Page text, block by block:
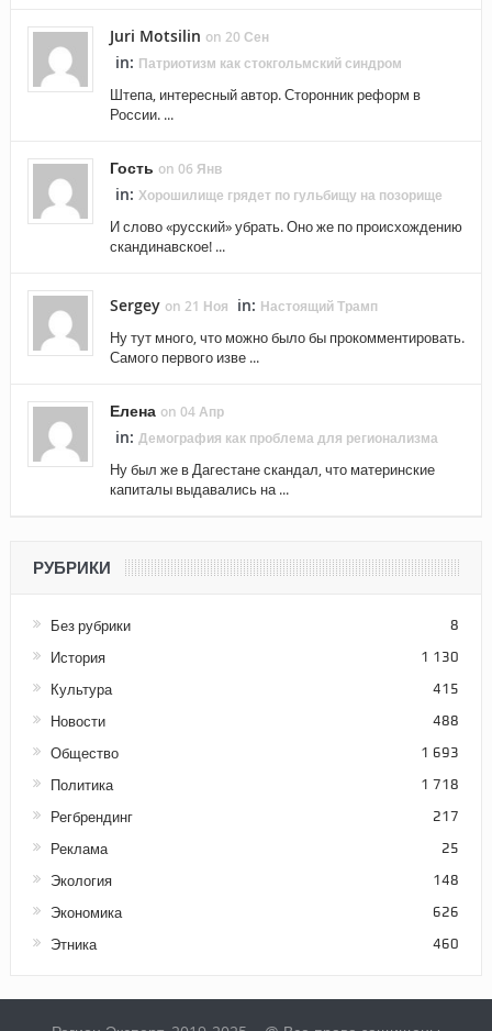
Juri Motsilin on 20 Сен
in: Патриотизм как стокгольмский синдром
Штепа, интересный автор. Сторонник реформ в
России. ...
Гость on 06 Янв
in: Хорошилище грядет по гульбищу на позорище
И слово «русский» убрать. Оно же по происхождению
скандинавское! ...
Sergey on 21 Ноя in: Настоящий Трамп
Ну тут много, что можно было бы прокомментировать.
Самого первого изве ...
Елена on 04 Апр
in: Демография как проблема для регионализма
Ну был же в Дагестане скандал, что материнские
капиталы выдавались на ...
РУБРИКИ
Без рубрики 8
История 1 130
Культура 415
Новости 488
Общество 1 693
Политика 1 718
Регбрендинг 217
Реклама 25
Экология 148
Экономика 626
Этника 460